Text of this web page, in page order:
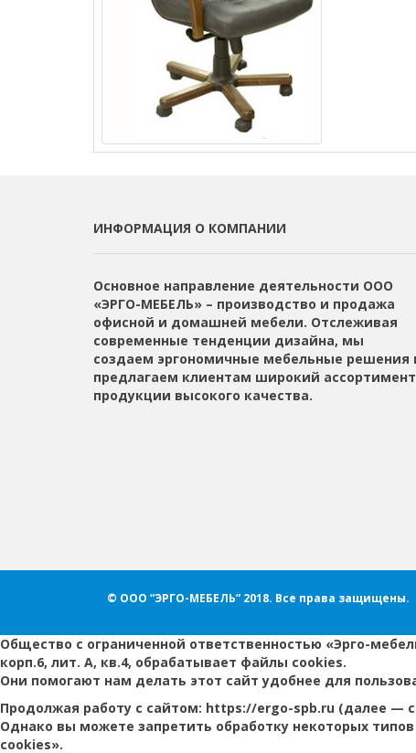
ИНФОРМАЦИЯ О КОМПАНИИ
Основное направление деятельности ООО
«ЭРГО-МЕБЕЛЬ» – производство и продажа
офисной и домашней мебели. Отслеживая
современные тенденции дизайна, мы
создаем эргономичные мебельные решения
предлагаем клиентам широкий ассортимент
продукции высокого качества.
© ООО “ЭРГО-МЕБЕЛЬ” 2018. Все права защищены.
Общество с ограниченной ответственностью «Эрго-
корп.6, лит. А, кв.4, обрабатывает файлы cookies.
Они помогают нам делать этот сайт удобнее для
Продолжая работу с сайтом: https://ergo-spb.ru (далее —
Однако вы можете запретить обработку некоторых
cookies».